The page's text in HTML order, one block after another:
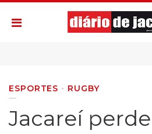
ESPORTES RUGBY
Jacareí